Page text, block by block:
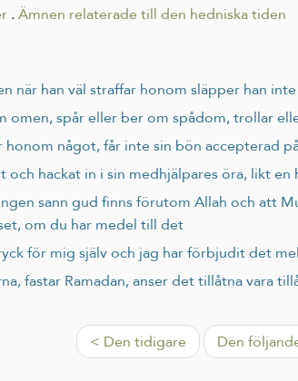
.Ämnen relaterade till den hedniska tiden
när han väl straffar honom släpper han
omen, spår eller ber om spådom, trollar
något, får inte sin bön accepterad
hackat in i sin medhjälpares öra, likt
sann gud finns förutom Allah och att
om du har medel till det
för mig själv och jag har förbjudit det
fastar Ramadan, anser det tillåtna vara
< Den tidigare Den